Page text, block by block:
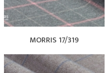
MORRIS 17/319